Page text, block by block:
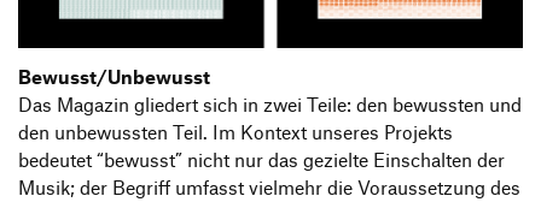
Bewusst/Unbewusst
Das Magazin gliedert sich in zwei Teile: den bewussten und
den unbewussten Teil. Im Kontext unseres Projekts
bedeutet “bewusst” nicht nur das gezielte Einschalten der
Musik; der Begriff umfasst vielmehr die Voraussetzung des